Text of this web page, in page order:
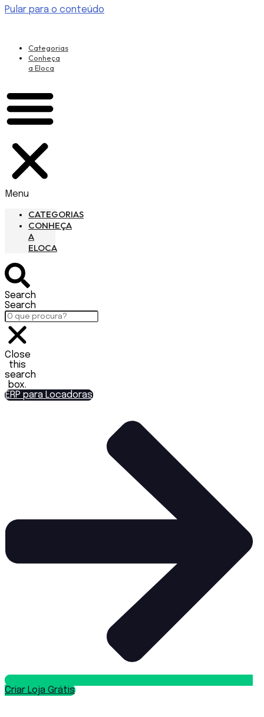
Pular para o conteúdo
Categorias
Conheça
a Eloca
Menu
CATEGORIAS
CONHEÇA
A
ELOCA
Search
Search
Close
this
search
box.
ERP para Locadoras
Criar Loja Grátis